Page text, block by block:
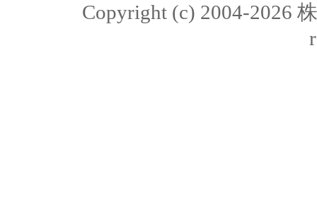
Copyright (c) 2004-2026